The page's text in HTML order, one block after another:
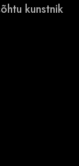
kunstnik